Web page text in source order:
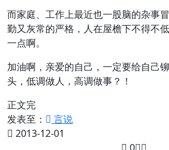
而家庭、工作上最近也一股脑的杂事
勤又灰常的严格，人在屋檐下不得不
一点啊。
加油啊，亲爱的自己，一定要给自己
头，低调做人，高调做事？！
正文完
发表至：
言说
2013-12-01